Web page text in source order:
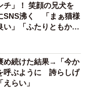
チ」！ 笑顔の兄犬を
SNS沸く 「まぁ猫様
い」「ふたりともかわ
め続けた結果→「今か
呼ぶように 誇らしげ
らい」